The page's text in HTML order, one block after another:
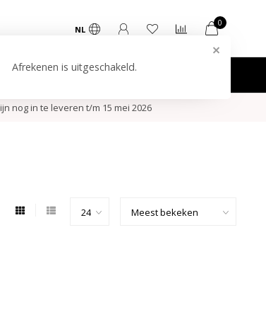
NL
0
nog in te leveren t/m 15 mei 2026
Afrekenen is uitgeschakeld.